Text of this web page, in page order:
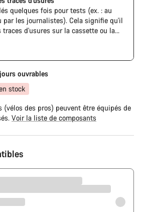
quelques fois pour tests (ex. : au
par les journalistes). Cela signifie qu'il
d'usures sur la cassette ou la
et les composants peuvent avoir des
peinture. Cependant, tous les
fonctionnels.
ouvrables
stock
(vélos des pros) peuvent être équipés de
Voir la liste de composants